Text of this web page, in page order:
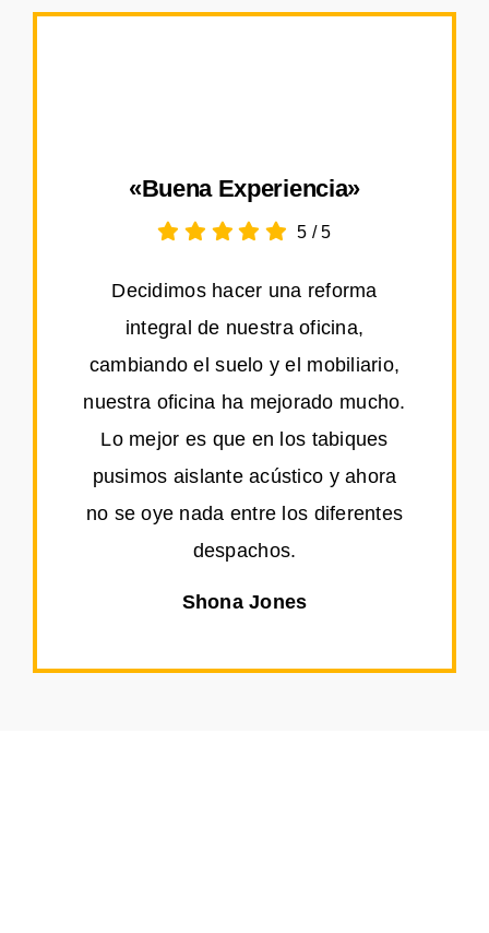
«Buena Experiencia»
5 /5
Decidimos hacer una reforma
integral de nuestra oficina,
cambiando el suelo y el mobiliario,
nuestra oficina ha mejorado mucho.
Lo mejor es que en los tabiques
pusimos aislante acústico y ahora
no se oye nada entre los diferentes
despachos.
Shona Jones